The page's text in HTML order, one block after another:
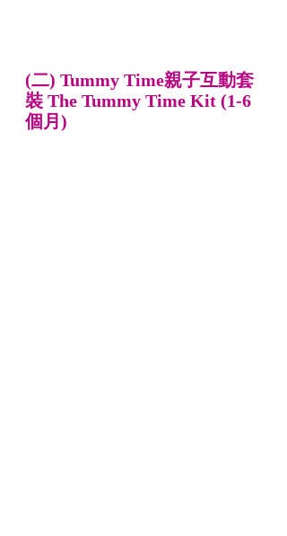
(二) Tummy Time親子互動套
裝 The Tummy Time Kit (1-6
個月)